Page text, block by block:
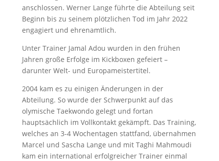
anschlossen. Werner Lange führte die Abteilung seit
Beginn bis zu seinem plötzlichen Tod im Jahr 2022
engagiert und ehrenamtlich.
Unter Trainer Jamal Adou wurden in den frühen
Jahren große Erfolge im Kickboxen gefeiert –
darunter Welt- und Europameistertitel.
2004 kam es zu einigen Änderungen in der
Abteilung. So wurde der Schwerpunkt auf das
olymische Taekwondo gelegt und fortan
hauptsächlich im Vollkontakt gekämpft. Das Training,
welches an 3-4 Wochentagen stattfand, übernahmen
Marcel und Sascha Lange und mit Taghi Mahmoudi
kam ein international erfolgreicher Trainer einmal